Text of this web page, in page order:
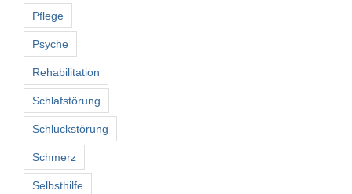
Pflege
Psyche
Rehabilitation
Schlafstörung
Schluckstörung
Schmerz
Selbsthilfe